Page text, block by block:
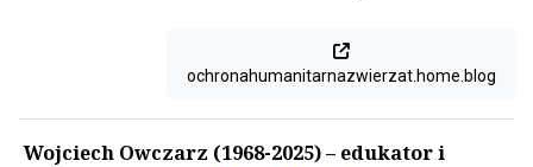
ochronahumanitarnazwierzat.home.blog
Wojciech Owczarz (1968-2025) – edukator i